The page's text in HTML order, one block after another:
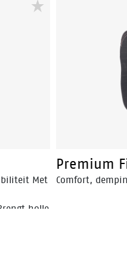
Met
holle
Premium
Comfort,